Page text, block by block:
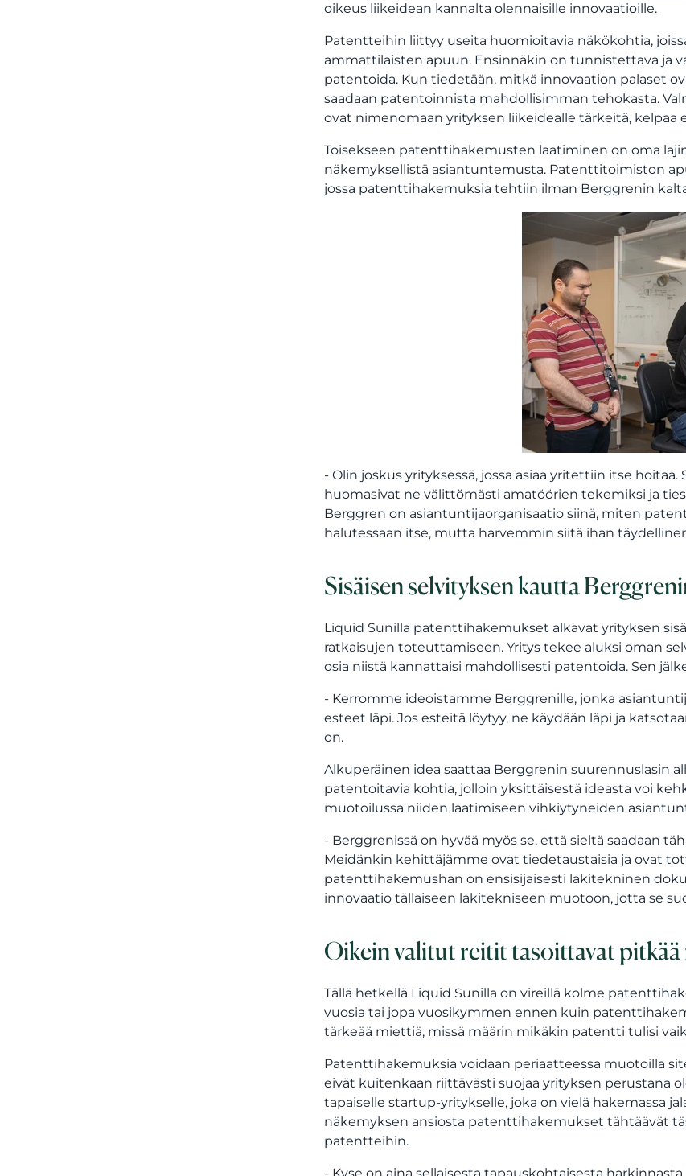
oikeus liikeidean kannalta olennaisille innovaatioille.
Patentteihin liittyy useita huomioitavia näkökohtia,
ammattilaisten apuun. Ensinnäkin on tunnistettava ja
patentoida. Kun tiedetään, mitkä innovaation palaset
saadaan patentoinnista mahdollisimman tehokasta.
ovat nimenomaan yrityksen liikeidealle tärkeitä, kelpaa
Toisekseen patenttihakemusten laatiminen on oma
näkemyksellistä asiantuntemusta. Patenttitoimiston
jossa patenttihakemuksia tehtiin ilman Berggrenin
- Olin joskus yrityksessä, jossa asiaa yritettiin itse
huomasivat ne välittömästi amatöörien tekemiksi ja
Berggren on asiantuntijaorganisaatio siinä, miten
halutessaan itse, mutta harvemmin siitä ihan
Sisäisen selvityksen kautta
Liquid Sunilla patenttihakemukset alkavat yrityksen
ratkaisujen toteuttamiseen. Yritys tekee aluksi oman
osia niistä kannattaisi mahdollisesti patentoida. Sen
- Kerromme ideoistamme Berggrenille, jonka
esteet läpi. Jos esteitä löytyy, ne käydään läpi ja
on.
Alkuperäinen idea saattaa Berggrenin suurennuslasin
patentoitavia kohtia, jolloin yksittäisestä ideasta voi
muotoilussa niiden laatimiseen vihkiytyneiden
- Berggrenissä on hyvää myös se, että sieltä saadaan
Meidänkin kehittäjämme ovat tiedetaustaisia ja ovat
patenttihakemushan on ensisijaisesti lakitekninen
innovaatio tällaiseen lakitekniseen muotoon, jotta se
Oikein valitut reitit tasoittavat pitkää
Tällä hetkellä Liquid Sunilla on vireillä kolme
vuosia tai jopa vuosikymmen ennen kuin
tärkeää miettiä, missä määrin mikäkin patentti tulisi
Patenttihakemuksia voidaan periaatteessa muotoilla
eivät kuitenkaan riittävästi suojaa yrityksen perustana
tapaiselle startup-yritykselle, joka on vielä hakemassa
näkemyksen ansiosta patenttihakemukset tähtäävät
patentteihin.